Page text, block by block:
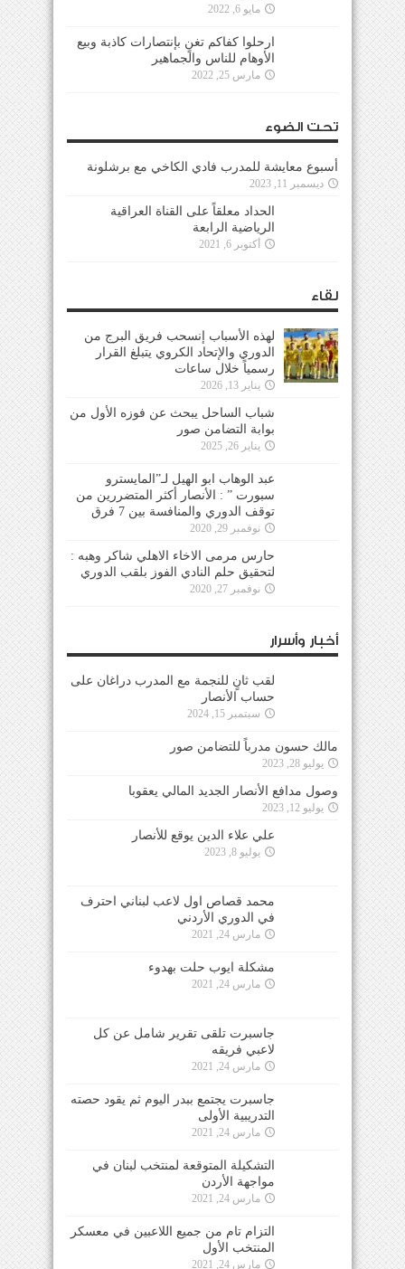
مايو 6, 2022
ارحلوا كفاكم تغنٍ بإنتصارات كاذبة وبيع
الأوهام للناس والجماهير
مارس 25, 2022
تحت الضوء
أسبوع معايشة للمدرب فادي الكاخي مع برشلونة
ديسمبر 11, 2023
الحداد معلقاً على القناة العراقية
الرياضية الرابعة
أكتوبر 6, 2021
لقاء
لهذه الأسباب إنسحب فريق البرج من
الدوري والإتحاد الكروي يتبلغ القرار
رسمياً خلال ساعات
يناير 13, 2026
شباب الساحل يبحث عن فوزه الأول من
بوابة التضامن صور
يناير 26, 2025
عبد الوهاب ابو الهيل لـ”المايسترو
سبورت ” : الأنصار أكثر المتضررين من
توقف الدوري والمنافسة بين 7 فرق
نوفمبر 29, 2020
حارس مرمى الاخاء الاهلي شاكر وهبه :
لتحقيق حلم النادي الفوز بلقب الدوري
نوفمبر 27, 2020
أخبار وأسرار
لقب ثانٍ للنجمة مع المدرب دراغان على
حساب الأنصار
سبتمبر 15, 2024
مالك حسون مدرباً للتضامن صور
يوليو 28, 2023
وصول مدافع الأنصار الجديد المالي يعقوبا
يوليو 12, 2023
علي علاء الدين يوقع للأنصار
يوليو 8, 2023
محمد قصاص اول لاعب لبناني احترف
في الدوري الأردني
مارس 24, 2021
مشكلة ايوب حلت بهدوء
مارس 24, 2021
جاسبرت تلقى تقرير شامل عن كل
لاعبي فريقه
مارس 24, 2021
جاسبرت يجتمع ببدر اليوم ثم يقود حصته
التدريبية الأولى
مارس 24, 2021
التشكيلة المتوقعة لمنتخب لبنان في
مواجهة الأردن
مارس 24, 2021
التزام تام من جميع اللاعبين في معسكر
المنتخب الأول
مارس 24, 2021